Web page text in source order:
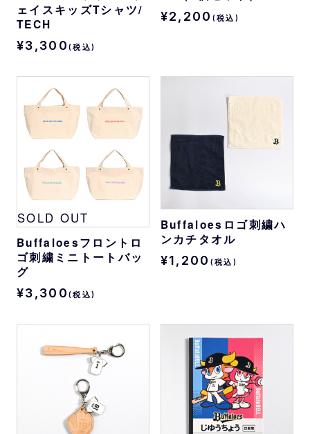
ェイスキッズTシャツ/
TECH
¥3,300 (税込)
¥2,200 (税込)
SOLD OUT
Buffaloesフロントロ
ゴ刺繍ミニトートバッ
グ
¥3,300 (税込)
Buffaloesロゴ刺繍ハ
ンカチタオル
¥1,200 (税込)